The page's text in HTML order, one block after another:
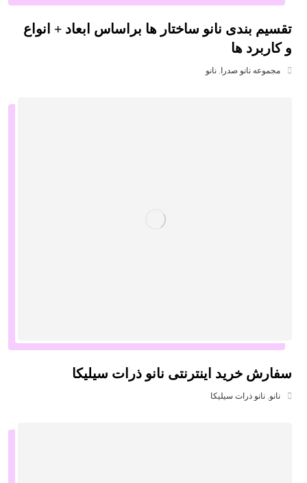
تقسیم بندی نانو ساختار ها براساس ابعاد + انواع
و کاربرد ها
مجموعه نانو صدرا ,نانو
سفارش خرید اینترنتی نانو ذرات سیلیکا
نانو ,نانو ذرات سیلیکا